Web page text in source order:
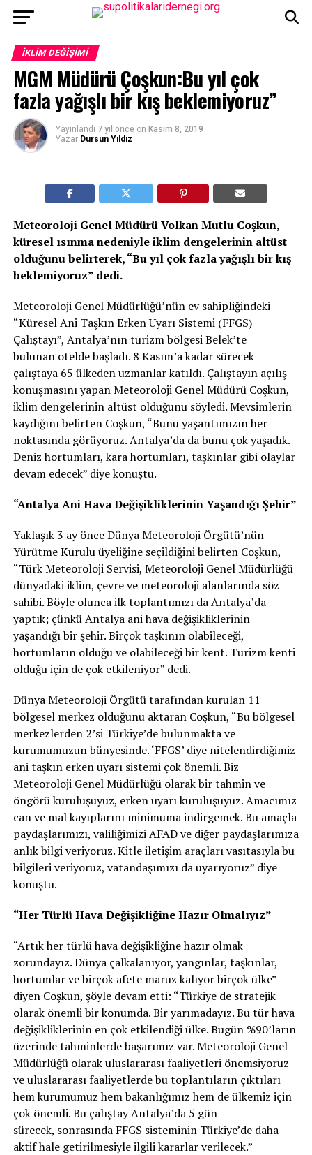
İKLIM DEĞIŞIMI
MGM Müdürü Çoşkun:Bu yıl çok
fazla yağışlı bir kış beklemiyoruz”
Yayınlandı 7 yıl önce on Kasım 8, 2019
Yazar Dursun Yıldız
Meteoroloji Genel Müdürü Volkan Mutlu Coşkun,
küresel ısınma nedeniyle iklim dengelerinin altüst
olduğunu belirterek, “Bu yıl çok fazla yağışlı bir kış
beklemiyoruz” dedi.
Meteoroloji Genel Müdürlüğü’nün ev sahipliğindeki
“Küresel Ani Taşkın Erken Uyarı Sistemi (FFGS)
Çalıştayı”, Antalya’nın turizm bölgesi Belek’te
bulunan otelde başladı. 8 Kasım’a kadar sürecek
çalıştaya 65 ülkeden uzmanlar katıldı. Çalıştayın açılış
konuşmasını yapan Meteoroloji Genel Müdürü Coşkun,
iklim dengelerinin altüst olduğunu söyledi. Mevsimlerin
kaydığını belirten Coşkun, “Bunu yaşantımızın her
noktasında görüyoruz. Antalya’da da bunu çok yaşadık.
Deniz hortumları, kara hortumları, taşkınlar gibi olaylar
devam edecek” diye konuştu.
“Antalya Ani Hava Değişikliklerinin Yaşandığı Şehir”
Yaklaşık 3 ay önce Dünya Meteoroloji Örgütü’nün
Yürütme Kurulu üyeliğine seçildiğini belirten Coşkun,
“Türk Meteoroloji Servisi, Meteoroloji Genel Müdürlüğü
dünyadaki iklim, çevre ve meteoroloji alanlarında söz
sahibi. Böyle olunca ilk toplantımızı da Antalya’da
yaptık; çünkü Antalya ani hava değişikliklerinin
yaşandığı bir şehir. Birçok taşkının olabileceği,
hortumların olduğu ve olabileceği bir kent. Turizm kenti
olduğu için de çok etkileniyor” dedi.
Dünya Meteoroloji Örgütü tarafından kurulan 11
bölgesel merkez olduğunu aktaran Coşkun, “Bu bölgesel
merkezlerden 2’si Türkiye’de bulunmakta ve
kurumumuzun bünyesinde. ‘FFGS’ diye nitelendirdiğimiz
ani taşkın erken uyarı sistemi çok önemli. Biz
Meteoroloji Genel Müdürlüğü olarak bir tahmin ve
öngörü kuruluşuyuz, erken uyarı kuruluşuyuz. Amacımız
can ve mal kayıplarını minimuma indirgemek. Bu amaçla
paydaşlarımızı, valiliğimizi AFAD ve diğer paydaşlarımıza
anlık bilgi veriyoruz. Kitle iletişim araçları vasıtasıyla bu
bilgileri veriyoruz, vatandaşımızı da uyarıyoruz” diye
konuştu.
“Her Türlü Hava Değişikliğine Hazır Olmalıyız”
“Artık her türlü hava değişikliğine hazır olmak
zorundayız. Dünya çalkalanıyor, yangınlar, taşkınlar,
hortumlar ve birçok afete maruz kalıyor birçok ülke”
diyen Coşkun, şöyle devam etti: “Türkiye de stratejik
olarak önemli bir konumda. Bir yarımadayız. Bu tür hava
değişikliklerinin en çok etkilendiği ülke. Bugün %90’ların
üzerinde tahminlerde başarımız var. Meteoroloji Genel
Müdürlüğü olarak uluslararası faaliyetleri önemsiyoruz
ve uluslararası faaliyetlerde bu toplantıların çıktıları
hem kurumumuz hem bakanlığımız hem de ülkemiz için
çok önemli. Bu çalıştay Antalya’da 5 gün
sürecek, sonrasında FFGS sisteminin Türkiye’de daha
aktif hale getirilmesiyle ilgili kararlar verilecek.”